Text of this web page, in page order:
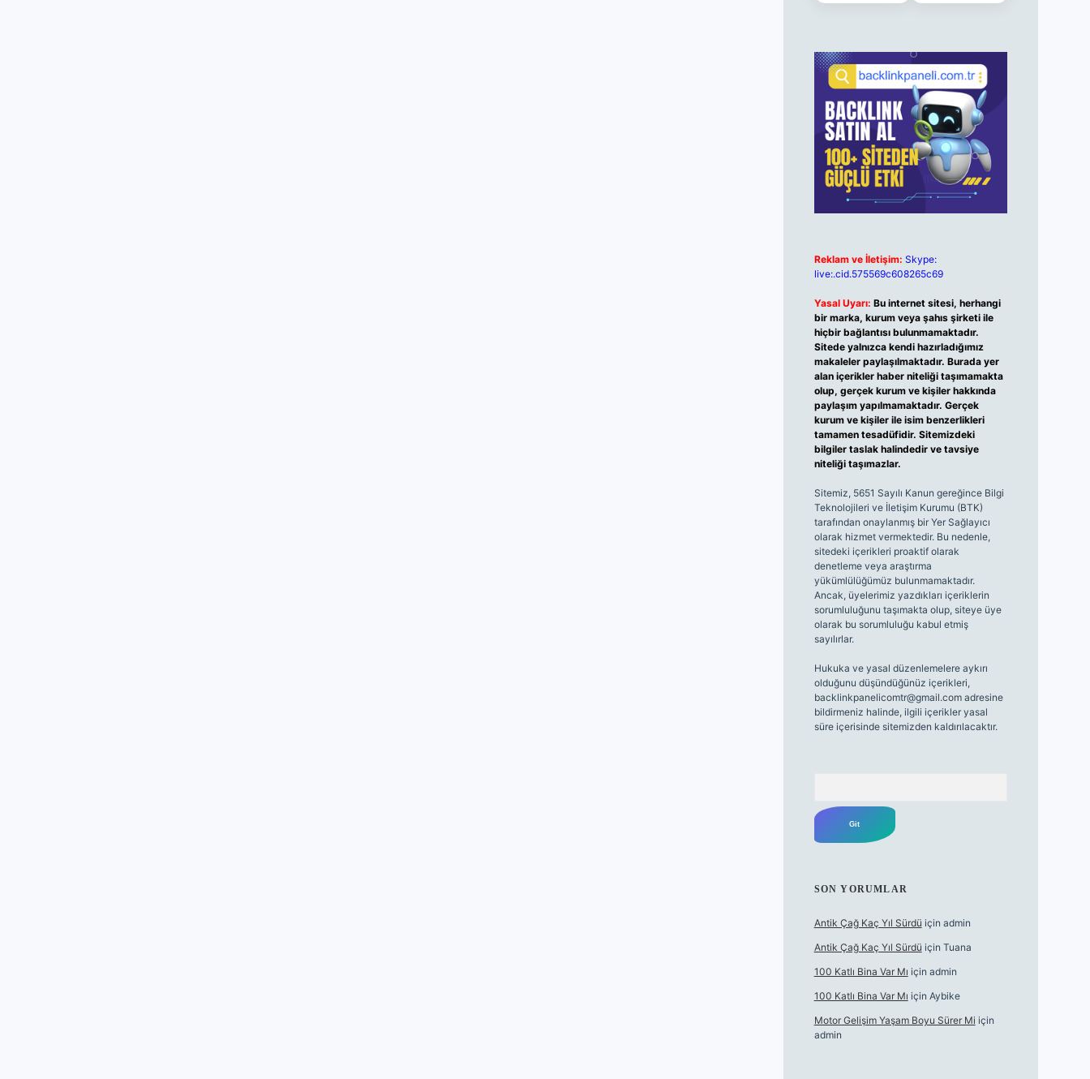
Reklam ve İletişim: Skype:
live:.cid.575569c608265c69
Yasal Uyarı: Bu internet sitesi, herhangi
bir marka, kurum veya şahıs şirketi ile
hiçbir bağlantısı bulunmamaktadır.
Sitede yalnızca kendi hazırladığımız
makaleler paylaşılmaktadır. Burada yer
alan içerikler haber niteliği taşımamakta
olup, gerçek kurum ve kişiler hakkında
paylaşım yapılmamaktadır. Gerçek
kurum ve kişiler ile isim benzerlikleri
tamamen tesadüfidir. Sitemizdeki
bilgiler taslak halindedir ve tavsiye
niteliği taşımazlar.
Sitemiz, 5651 Sayılı Kanun gereğince Bilgi
Teknolojileri ve İletişim Kurumu (BTK)
tarafından onaylanmış bir Yer Sağlayıcı
olarak hizmet vermektedir. Bu nedenle,
sitedeki içerikleri proaktif olarak
denetleme veya araştırma
yükümlülüğümüz bulunmamaktadır.
Ancak, üyelerimiz yazdıkları içeriklerin
sorumluluğunu taşımakta olup, siteye üye
olarak bu sorumluluğu kabul etmiş
sayılırlar.
Hukuka ve yasal düzenlemelere aykırı
olduğunu düşündüğünüz içerikleri,
backlinkpanelicomtr@gmail.comadresine
bildirmeniz halinde, ilgili içerikler yasal
süre içerisinde sitemizden kaldırılacaktır.
SON YORUMLAR
Antik Çağ Kaç Yıl Sürdü için admin
Antik Çağ Kaç Yıl Sürdü için Tuana
100 Katlı Bina Var Mı için admin
100 Katlı Bina Var Mı için Aybike
Motor Gelişim Yaşam Boyu Sürer Mi için
admin